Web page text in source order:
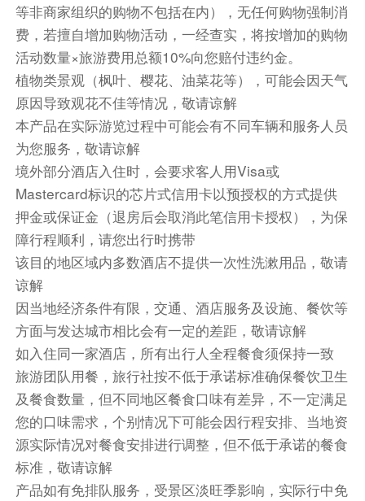
第5天
乘车前往基督城（已含小费）
午餐请自理
根据航班时间，适时前往机场送机。请选择当天
15:00以后得航班哦~ 若您的航班时间为17:00以
后，我们将根据实际情况赠送基督城市区观光。
餐饮
早餐：自理
中餐：自理
住宿
无需住宿
等非商家组织的购物不包括在内），无任何购物强制消
费，若擅自增加购物活动，一经查实，将按增加的购物
活动数量×旅游费用总额10%向您赔付违约金。
植物类景观（枫叶、樱花、油菜花等），可能会因天气
原因导致观花不佳等情况，敬请谅解
本产品在实际游览过程中可能会有不同车辆和服务人员
为您服务，敬请谅解
境外部分酒店入住时，会要求客人用Visa或
Mastercard标识的芯片式信用卡以预授权的方式提供
押金或保证金（退房后会取消此笔信用卡授权），为保
障行程顺利，请您出行时携带
该目的地区域内多数酒店不提供一次性洗漱用品，敬请
谅解
因当地经济条件有限，交通、酒店服务及设施、餐饮等
方面与发达城市相比会有一定的差距，敬请谅解
如入住同一家酒店，所有出行人全程餐食须保持一致
旅游团队用餐，旅行社按不低于承诺标准确保餐饮卫生
及餐食数量，但不同地区餐食口味有差异，不一定满足
您的口味需求，个别情况下可能会因行程安排、当地资
源实际情况对餐食安排进行调整，但不低于承诺的餐食
标准，敬请谅解
产品如有免排队服务，受景区淡旺季影响，实际行中免